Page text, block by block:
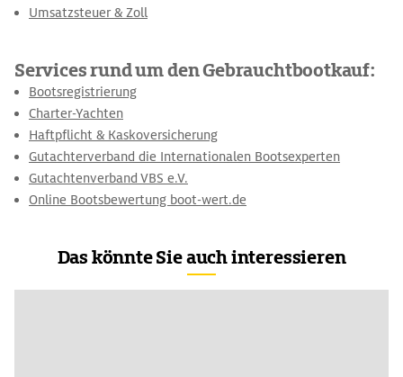
Umsatzsteuer & Zoll
Services rund um den Gebrauchtbootkauf:
Bootsregistrierung
Charter-Yachten
Haftpflicht & Kaskoversicherung
Gutachterverband die Internationalen Bootsexperten
Gutachtenverband VBS e.V.
Online Bootsbewertung boot-wert.de
Das könnte Sie auch interessieren